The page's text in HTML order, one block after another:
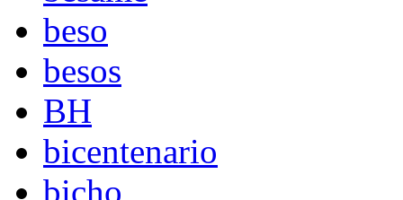
beso
besos
BH
bicentenario
bicho